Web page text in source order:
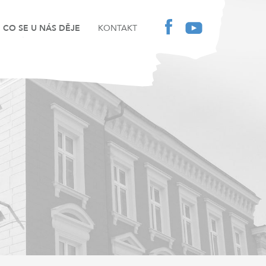
CO SE U NÁS DĚJE KONTAKT